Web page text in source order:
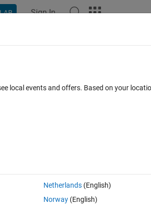
Sign In
Open in MATLAB Online 0 votes
local events and offers. Based on your
Netherlands(English)
Norway(English)